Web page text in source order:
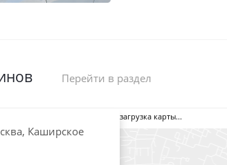
Перейти в раздел
Каширское
загрузка карты...